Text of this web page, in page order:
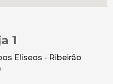
1
Elíseos - Ribeirão